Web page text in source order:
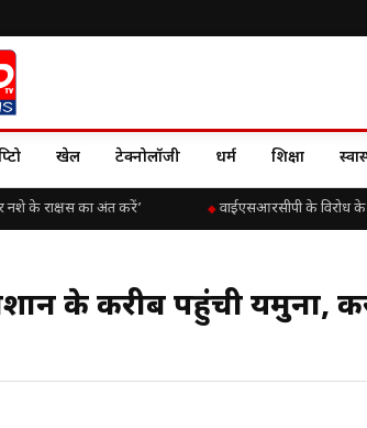
खेल टेक्नोलॉजी धर्म शिक्षा
नशे के राक्षस का अंत करें’ वाईएसआरसीपी के विरोध के
के करीब पहुंची यमुना,